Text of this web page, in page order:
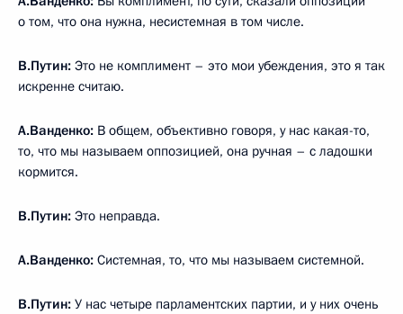
о том, что она нужна, несистемная в том числе.
В.Путин: Это не комплимент – это мои убеждения, это я так
искренне считаю.
А.Ванденко: В общем, объективно говоря, у нас какая-то,
то, что мы называем оппозицией, она ручная – с ладошки
кормится.
В.Путин: Это неправда.
А.Ванденко: Системная, то, что мы называем системной.
В.Путин: У нас четыре парламентских партии, и у них очень